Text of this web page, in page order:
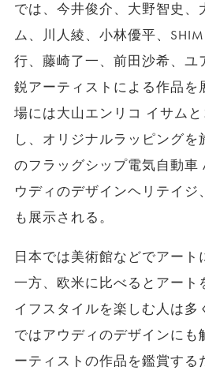
では、今井俊介、大野智史、
ム、川人綾、小林優平、
行、藤崎了一、前田沙希、ユ
鋭アーティストによる作品を
場には大山エンリコ イサム
し、オリジナルラッピングを
のフラッグシップ電気自動車
ウディのデザインヘリテイジ
も展示される。
日本では美術館などでアート
一方、欧米に比べるとアート
イフスタイルを楽しむ人は多
ではアウディのデザインにも
ーティストの作品を鑑賞する